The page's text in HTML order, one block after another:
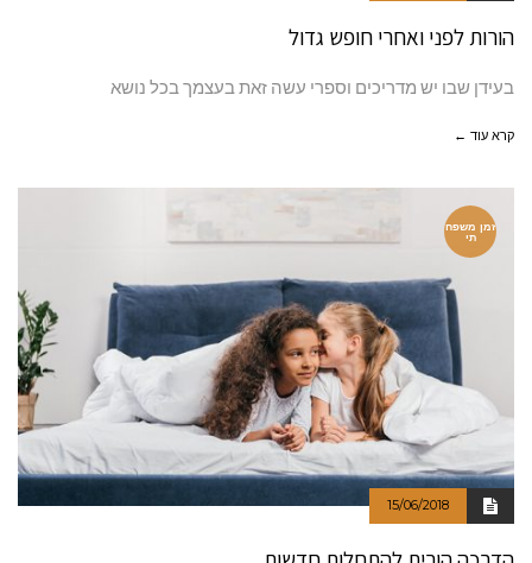
הורות לפני ואחרי חופש גדול
בעידן שבו יש מדריכים וספרי עשה זאת בעצמך בכל נושא
קרא עוד ←
זמן משפח
תי
15/06/2018